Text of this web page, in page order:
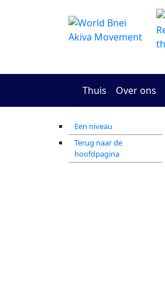
Thuis Over ons
Een niveau
Terug naar de
hoofdpagina